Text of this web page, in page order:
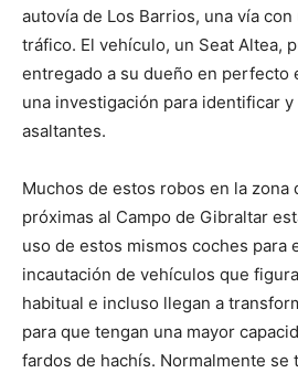
autovía de Los Barrios, una vía
tráfico. El vehículo, un Seat Altea,
entregado a su dueño en perfecto
una investigación para identificar
asaltantes.
Muchos de estos robos en la zona
próximas al Campo de Gibraltar
uso de estos mismos coches para
incautación de vehículos que
habitual e incluso llegan a
para que tengan una mayor
fardos de hachís. Normalmente se